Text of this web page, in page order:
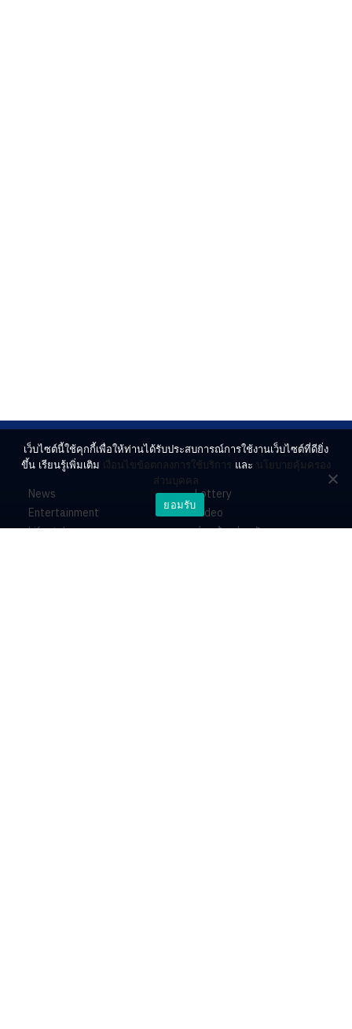
News
Entertainment
Lifestyle
Lottery
Video
ร่วมด้วยช่วยกัน
เว็บไซต์นี้ใช้คุกกี้เพื่อให้ท่านได้รับประสบการณ์การใช้งานเว็บไซต์ที่ดียิ่ง
ขึ้น เรียนรู้เพิ่มเติม เงื่อนไขข้อตกลงการใช้บริการ และ นโยบายคุ้มครอง
ส่วนบุคคล
ยอมรับ